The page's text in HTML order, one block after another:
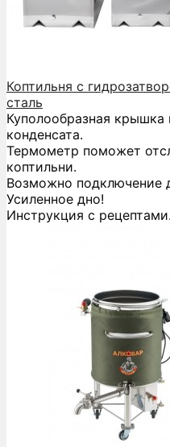
Коптильня с
сталь
Куполообразная
конденсата.
Термометр поможет
коптильни.
Возможно подключение
Усиленное дно!
Инструкция с рецептами.